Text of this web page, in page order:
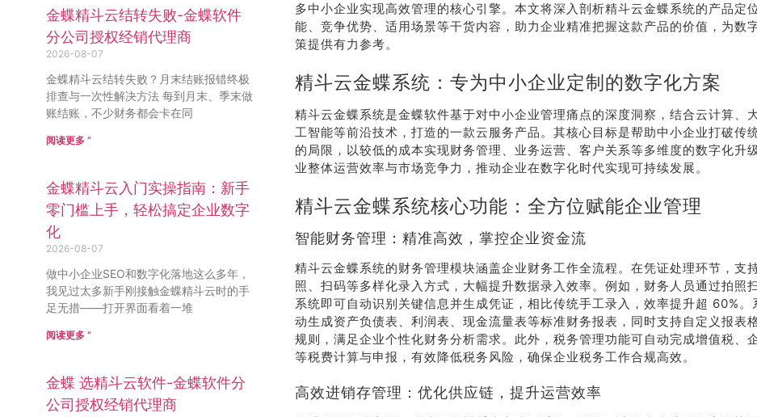
金蝶精斗云结转失败-金蝶软件
分公司授权经销代理商
2026-08-07
金蝶精斗云结转失败？月末结账报错终极
排查与一次性解决方法 每到月末、季末做
账结账，不少财务都会卡在同
阅读更多 ”
金蝶精斗云入门实操指南：新手
零门槛上手，轻松搞定企业数字
化
2026-08-07
做中小企业SEO和数字化落地这么多年，
我见过太多新手刚接触金蝶精斗云时的手
足无措——打开界面看着一堆
阅读更多 ”
金蝶 选精斗云软件-金蝶软件分
公司授权经销代理商
多中小企业实现高效管理的核心引擎。本文将深入剖析精斗云金蝶系统的产品定
能、竞争优势、适用场景等干货内容，助力企业精准把握这款产品的价值，为数
策提供有力参考。
精斗云金蝶系统：专为中小企业定制的数字化方案
精斗云金蝶系统是金蝶软件基于对中小企业管理痛点的深度洞察，结合云计算、
工智能等前沿技术，打造的一款云服务产品。其核心目标是帮助中小企业打破传
的局限，以较低的成本实现财务管理、业务运营、客户关系等多维度的数字化升
业整体运营效率与市场竞争力，推动企业在数字化时代实现可持续发展。
精斗云金蝶系统核心功能：全方位赋能企业管理
智能财务管理：精准高效，掌控企业资金流
精斗云金蝶系统的财务管理模块涵盖企业财务工作全流程。在凭证处理环节，支
照、扫码等多样化录入方式，大幅提升数据录入效率。例如，财务人员通过拍照
系统即可自动识别关键信息并生成凭证，相比传统手工录入，效率提升超 60%。
动生成资产负债表、利润表、现金流量表等标准财务报表，同时支持自定义报表
规则，满足企业个性化财务分析需求。此外，税务管理功能可自动完成增值税、
等税费计算与申报，有效降低税务风险，确保企业税务工作合规高效。
高效进销存管理：优化供应链，提升运营效率